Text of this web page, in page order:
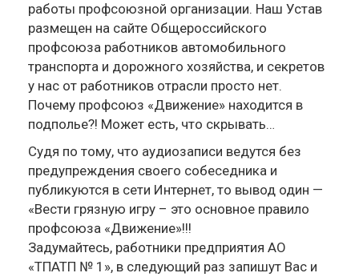
работы профсоюзной организации. Наш Устав
размещен на сайте Общероссийского
профсоюза работников автомобильного
транспорта и дорожного хозяйства, и секретов
у нас от работников отрасли просто нет.
Почему профсоюз «Движение» находится в
подполье?! Может есть, что скрывать…
Судя по тому, что аудиозаписи ведутся без
предупреждения своего собеседника и
публикуются в сети Интернет, то вывод один —
«Вести грязную игру – это основное правило
профсоюза «Движение»!!!
Задумайтесь, работники предприятия АО
«ТПАТП № 1», в следующий раз запишут Вас и